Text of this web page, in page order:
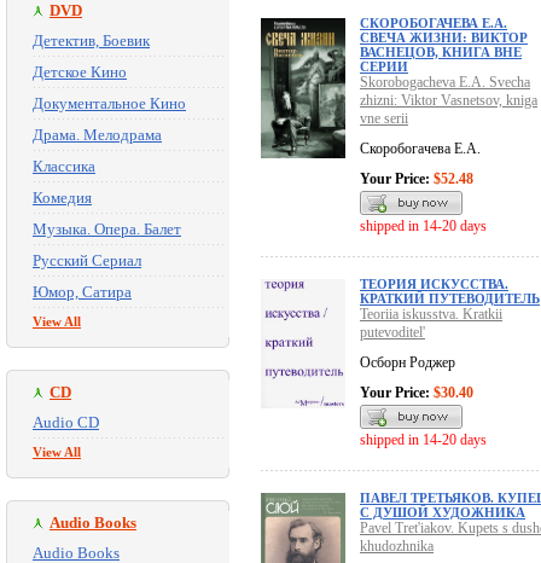
DVD
Детектив, Боевик
Детское Кино
Документальное Кино
Драма. Мелодрама
Классика
Комедия
Музыка. Опера. Балет
Русский Сериал
Юмор, Сатира
View All
CD
Audio CD
View All
Audio Books
Audio Books
СКОРОБОГАЧЕВА Е.А.
СВЕЧА ЖИЗНИ: ВИКТОР
ВАСНЕЦОВ, КНИГА ВНЕ
СЕРИИ
Skorobogacheva E.A. Svecha
zhizni: Viktor Vasnetsov, kniga
vne serii
Скоробогачева Е.А.
Your Price: $52.48
shipped in 14-20 days
ТЕОРИЯ ИСКУССТВА.
КРАТКИЙ ПУТЕВОДИТЕЛЬ
Teoriia iskusstva. Kratkii
putevoditel'
Осборн Роджер
Your Price: $30.40
shipped in 14-20 days
ПАВЕЛ ТРЕТЬЯКОВ.
С ДУШОЙ ХУДОЖНИКА
Pavel Tret'iakov. Kupets s
khudozhnika